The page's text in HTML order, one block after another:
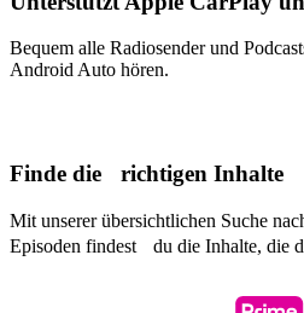
Bequem alle Radiosender und
Android Auto hören.
Finde die richtigen Inhalte
Mit unserer übersichtlichen Suche
Episoden findest du die Inhalte, die